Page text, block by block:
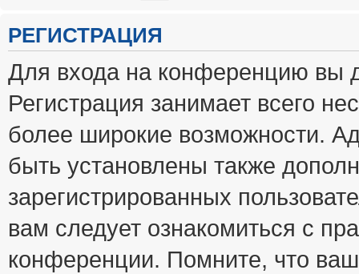
РЕГИСТРАЦИЯ
Для входа на конференцию вы
Регистрация занимает всего
более широкие возможности.
быть установлены также
зарегистрированных
вам следует ознакомиться с
конференции. Помните, что